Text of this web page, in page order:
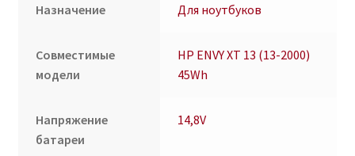
Назначение Для ноутбуков
Совместимые
модели
HP ENVY XT 13 (13-2000)
45Wh
Напряжение
батареи
14,8V